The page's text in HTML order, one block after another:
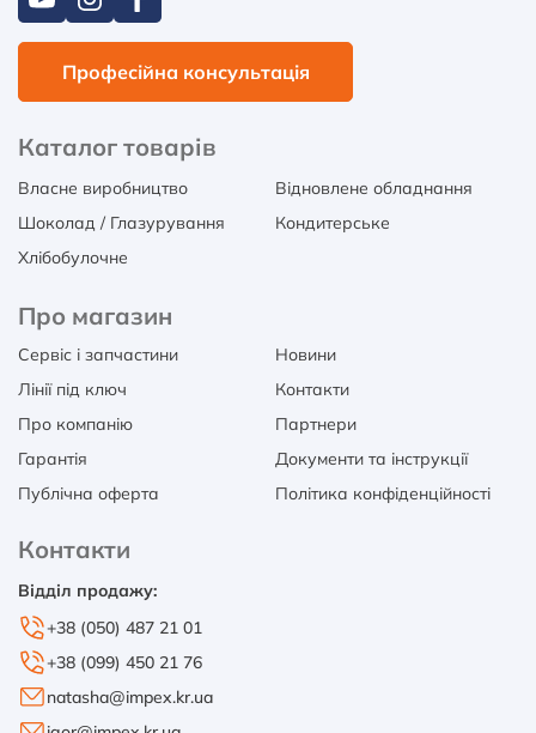
Професійна консультація
Каталог товарів
Власне виробництво
Відновлене обладнання
Шоколад / Глазурування
Кондитерське
Хлібобулочне
Про магазин
Сервіс і запчастини
Новини
Лінії під ключ
Контакти
Про компанію
Партнери
Гарантія
Документи та інструкції
Публічна оферта
Політика конфіденційності
Контакти
Відділ продажу:
+38 (050) 487 21 01
+38 (099) 450 21 76
natasha@impex.kr.ua